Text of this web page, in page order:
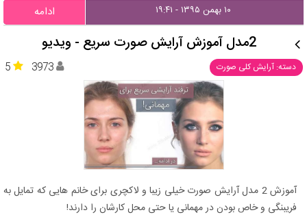
۱۰ بهمن ۱۳۹۵ - ۱۹:۴۱ ادامه
2مدل آموزش آرایش صورت سریع - ویدیو
دسته: آرایش کلی صورت 5 3973
آموزش 2 مدل آرایش صورت خیلی زیبا و لاکچری برای خانم هایی که تمایل به
فریبنگی و خاص بودن در مهمانی یا حتی محل کارشان را دارند!